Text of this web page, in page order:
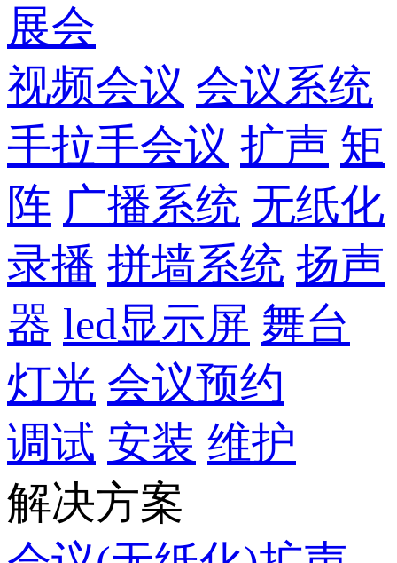
展会
视频会议 会议系统
手拉手会议 扩声 矩
阵 广播系统 无纸化
录播 拼墙系统 扬声
器 led显示屏 舞台
灯光 会议预约
调试 安装 维护
解决方案